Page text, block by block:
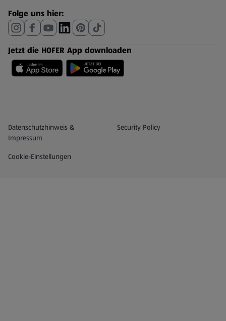
Folge uns hier:
Jetzt die HOFER App downloaden
Datenschutz- und Richtlinienmenü
Datenschutzhinweis &
Impressum
Security Policy
(öffnet in einem neuen Tab)
Cookie-Einstellungen